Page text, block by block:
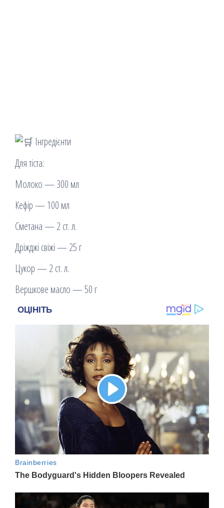
Інгредієнти
Для тіста:
Молоко — 300 мл
Кефір — 100 мл
Сметана — 2 ст. л.
Дріжджі свіжі — 25 г
Цукор — 2 ст. л.
Вершкове масло — 50 г